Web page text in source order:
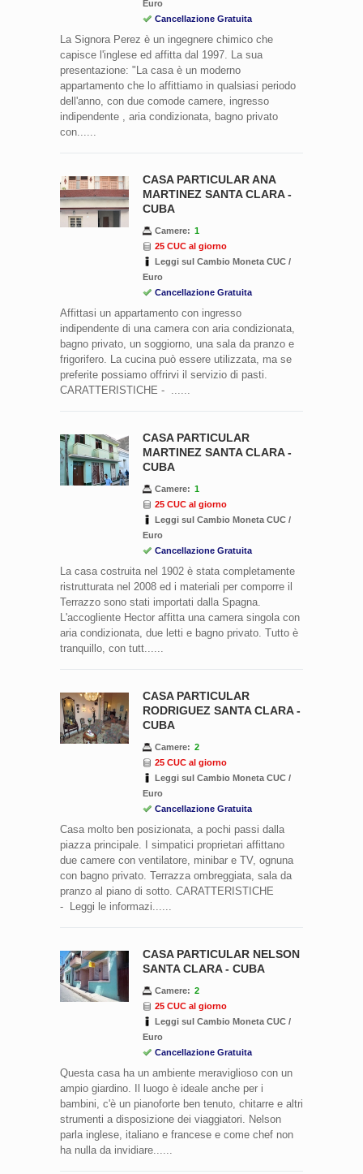
Euro
Cancellazione Gratuita
La Signora Perez è un ingegnere chimico che
capisce l'inglese ed affitta dal 1997. La sua
presentazione: "La casa è un moderno
appartamento che lo affittiamo in qualsiasi periodo
dell'anno, con due comode camere, ingresso
indipendente , aria condizionata, bagno privato
con......
CASA PARTICULAR ANA
MARTINEZ SANTA CLARA -
CUBA
Camere: 1
25 CUC al giorno
Leggi sul Cambio Moneta CUC /
Euro
Cancellazione Gratuita
Affittasi un appartamento con ingresso
indipendente di una camera con aria condizionata,
bagno privato, un soggiorno, una sala da pranzo e
frigorifero. La cucina può essere utilizzata, ma se
preferite possiamo offrirvi il servizio di pasti.
CARATTERISTICHE - ......
CASA PARTICULAR
MARTINEZ SANTA CLARA -
CUBA
Camere: 1
25 CUC al giorno
Leggi sul Cambio Moneta CUC /
Euro
Cancellazione Gratuita
La casa costruita nel 1902 è stata completamente
ristrutturata nel 2008 ed i materiali per comporre il
Terrazzo sono stati importati dalla Spagna.
L'accogliente Hector affitta una camera singola con
aria condizionata, due letti e bagno privato. Tutto è
tranquillo, con tutt......
CASA PARTICULAR
RODRIGUEZ SANTA CLARA -
CUBA
Camere: 2
25 CUC al giorno
Leggi sul Cambio Moneta CUC /
Euro
Cancellazione Gratuita
Casa molto ben posizionata, a pochi passi dalla
piazza principale. I simpatici proprietari affittano
due camere con ventilatore, minibar e TV, ognuna
con bagno privato. Terrazza ombreggiata, sala da
pranzo al piano di sotto. CARATTERISTICHE
- Leggi le informazi......
CASA PARTICULAR NELSON
SANTA CLARA - CUBA
Camere: 2
25 CUC al giorno
Leggi sul Cambio Moneta CUC /
Euro
Cancellazione Gratuita
Questa casa ha un ambiente meraviglioso con un
ampio giardino. Il luogo è ideale anche per i
bambini, c'è un pianoforte ben tenuto, chitarre e altri
strumenti a disposizione dei viaggiatori. Nelson
parla inglese, italiano e francese e come chef non
ha nulla da invidiare......